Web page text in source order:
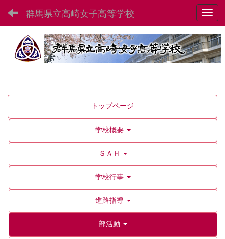
群馬県立高崎女子高等学校
トップページ
学校概要
ＳＡＨ
学校行事
進路指導
部活動